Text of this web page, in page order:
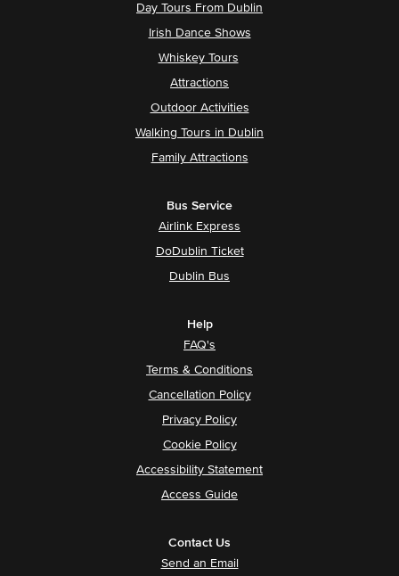
Day Tours From Dublin
Irish Dance Shows
Whiskey Tours
Attractions
Outdoor Activities
Walking Tours in Dublin
Family Attractions
Bus Service
Airlink Express
DoDublin Ticket
Dublin Bus
Help
FAQ's
Terms & Conditions
Cancellation Policy
Privacy Policy
Cookie Policy
Accessibility Statement
Access Guide
Contact Us
Send an Email